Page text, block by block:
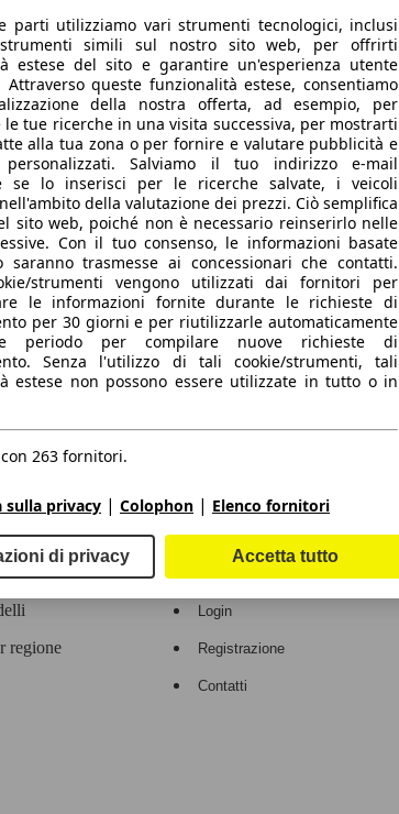
regione
Area rivenditori
Login
Registrazione
Contatti
parti utilizziamo vari strumenti tecnologici, inclusi
simili sul nostro sito web, per offrirti
estese del sito e garantire un'esperienza utente
Attraverso queste funzionalità estese, consentiamo
della nostra offerta, ad esempio, per
tue ricerche in una visita successiva, per mostrarti
alla tua zona o per fornire e valutare pubblicità e
personalizzati. Salviamo il tuo indirizzo e-mail
se lo inserisci per le ricerche salvate, i veicoli
della valutazione dei prezzi. Ciò semplifica
sito web, poiché non è necessario reinserirlo nelle
Con il tuo consenso, le informazioni basate
saranno trasmesse ai concessionari che contatti.
strumenti vengono utilizzati dai fornitori per
le informazioni fornite durante le richieste di
per 30 giorni e per riutilizzarle automaticamente
periodo per compilare nuove richieste di
Senza l'utilizzo di tali cookie/strumenti, tali
estese non possono essere utilizzate in tutto o in
263 fornitori.
privacy | Colophon | Elenco fornitori
di privacy Accetta tutto